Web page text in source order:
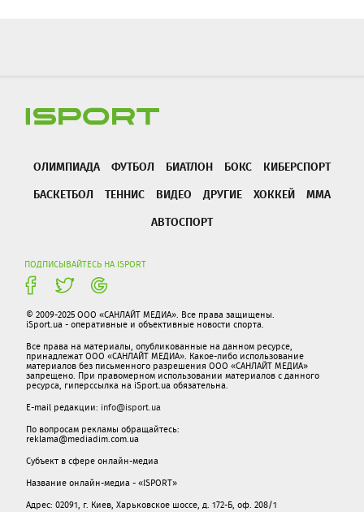
ОЛИМПИАДА ФУТБОЛ БИАТЛОН БОКС
КИБЕРСПОРТ
БАСКЕТБОЛ
ТЕННИС ВИДЕО ДРУГИЕ ХОККЕЙ
ММА
АВТОСПОРТ
ПОДПИСЫВАЙТЕСЬ НА ISPORT
© 2009-2025 ООО «САНЛАЙТ МЕДИА». Все права защищены.
iSport.ua - оперативные и объективные новости спорта.
Все права на материалы, опубликованные на данном ресурсе,
принадлежат ООО «САНЛАЙТ МЕДИА». Какое-либо использование
материалов без письменного разрешения ООО «САНЛАЙТ МЕДИА»
запрещено. При правомерном использовании материалов с данного
ресурса, гиперссылка на iSport.ua обязательна.
E-mail редакции: info@isport.ua
По вопросам рекламы обращайтесь:
reklama@mediadim.com.ua
Субъект в сфере онлайн-медиа
Название онлайн-медиа - «ISPORT»
Адрес: 02091, г. Киев, Харьковское шоссе, д. 172-Б, оф. 208/1